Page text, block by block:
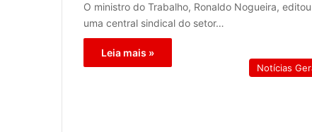
O ministro do Trabalho, Ronaldo Nogueira,
uma central sindical do setor…
Leia mais »
Notícias